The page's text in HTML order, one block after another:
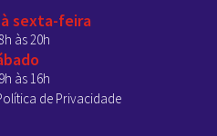
sexta-feira
às 20h
às 16h
de Privacidade